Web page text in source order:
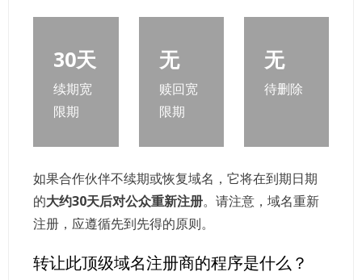
30天
续期宽
限期
无
赎回宽
限期
无
待删除
如果合作伙伴不续期或恢复域名，它将在到期日期
的大约30天后对公众重新注册。请注意，域名重新
注册，应遵循先到先得的原则。
转让此顶级域名注册商的程序是什么？